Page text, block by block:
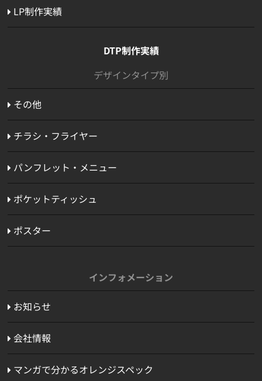
LP制作実績
DTP制作実績
デザインタイプ別
その他
チラシ・フライヤー
パンフレット・メニュー
ポケットティッシュ
ポスター
インフォメーション
お知らせ
会社情報
マンガで分かるオレンジスペック